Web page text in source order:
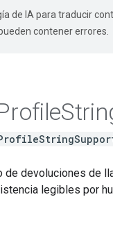
de IA para traducir
contener errores.
de devoluciones de
legibles por